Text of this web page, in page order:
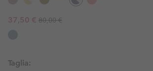
Sale price:
37,50 € Regular price:
80,00 €
Taglia: